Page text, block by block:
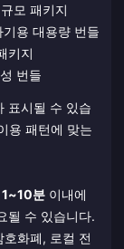
모 패키지
용 대용량 번들
키지
번들
표시될 수 있습
용 패턴에 맞는
1~10분 이내에
될 수 있습니다.
화폐, 로컬 전